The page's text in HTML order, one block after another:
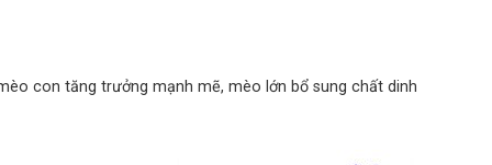
con tăng trưởng mạnh mẽ, mèo lớn bổ sung chất dinh